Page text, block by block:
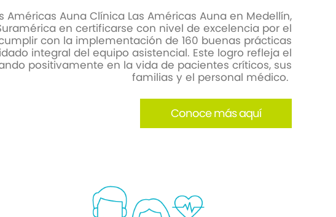
Auna Clínica Las Américas Auna en Medellín,
en certificarse con nivel de excelencia por el
con la implementación de 160 buenas prácticas
integral del equipo asistencial. Este logro refleja el
positivamente en la vida de pacientes críticos, sus
familias y el personal médico.
Conoce más aquí